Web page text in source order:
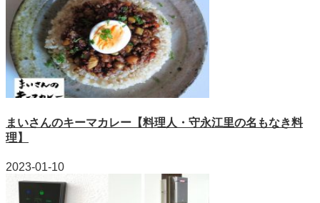
まいさんのキーマカレー【料理人・守永江里の名もなき料
理】
2023-01-10